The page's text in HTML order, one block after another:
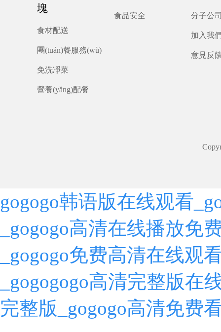
塊
食材配送
團(tuán)餐服務(wù)
免洗凈菜
營養(yǎng)配餐
食品安全 分子公
加入我
意見反
gogogo韩语版在线观看
_gogogo高清在线播放
_gogogo免费高清在线观
_gogogogo高清完整版
完整版_gogogo高清免费